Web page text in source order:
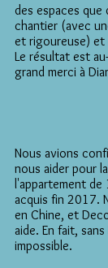
des espaces que
chantier (avec
et rigoureuse) et
Le résultat est
grand merci à
Nous avions
nous aider pour
l'appartement de
acquis fin 2017.
en Chine, et
aide. En fait,
impossible.